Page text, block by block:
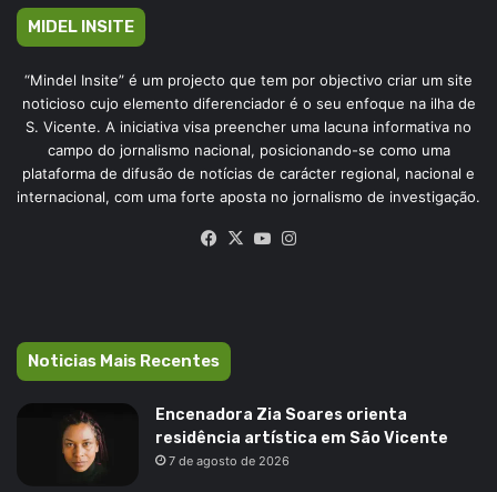
MIDEL INSITE
“Mindel Insite” é um projecto que tem por objectivo criar um site
noticioso cujo elemento diferenciador é o seu enfoque na ilha de
S. Vicente. A iniciativa visa preencher uma lacuna informativa no
campo do jornalismo nacional, posicionando-se como uma
plataforma de difusão de notícias de carácter regional, nacional e
internacional, com uma forte aposta no jornalismo de investigação.
Facebook
X YouTube
Noticias Mais Recentes
Encenadora Zia Soares orienta
residência artística em São Vicente
7 de agosto de 2026